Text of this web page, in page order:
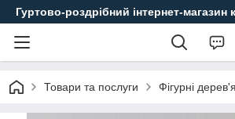
Гуртово-роздрібний інтернет-магазин
Товари та послуги Фігурні